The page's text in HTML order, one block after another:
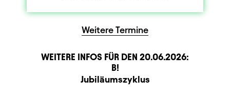
Weitere Termine
WEITERE INFOS FÜR DEN 20.06.2026:
Information
B!
ZusatzinformationJubiläumszyklus